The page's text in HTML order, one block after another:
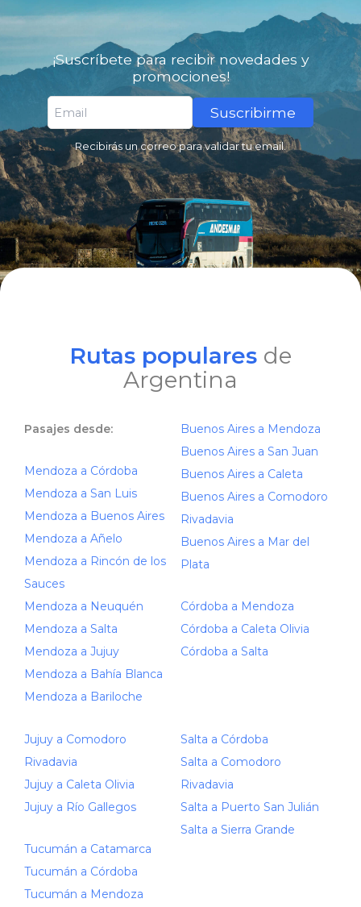
¡Suscríbete para recibir novedades y
promociones!
Suscribirme
Recibirás un correo para validar tu email.
Rutas populares de
Argentina
Pasajes desde:
Mendoza a Córdoba
Mendoza a San Luis
Mendoza a Buenos Aires
Mendoza a Añelo
Mendoza a Rincón de los
Sauces
Mendoza a Neuquén
Mendoza a Salta
Mendoza a Jujuy
Mendoza a Bahía Blanca
Mendoza a Bariloche
Buenos Aires a Mendoza
Buenos Aires a San Juan
Buenos Aires a Caleta
Buenos Aires a Comodoro
Rivadavia
Buenos Aires a Mar del
Plata
Córdoba a Mendoza
Córdoba a Caleta Olivia
Córdoba a Salta
Jujuy a Comodoro
Rivadavia
Jujuy a Caleta Olivia
Jujuy a Río Gallegos
Tucumán a Catamarca
Tucumán a Córdoba
Tucumán a Mendoza
Salta a Córdoba
Salta a Comodoro
Rivadavia
Salta a Puerto San Julián
Salta a Sierra Grande